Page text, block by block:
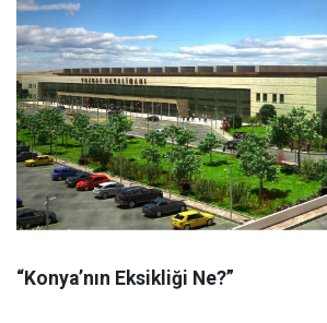
“Konya’nın Eksikliği Ne?”